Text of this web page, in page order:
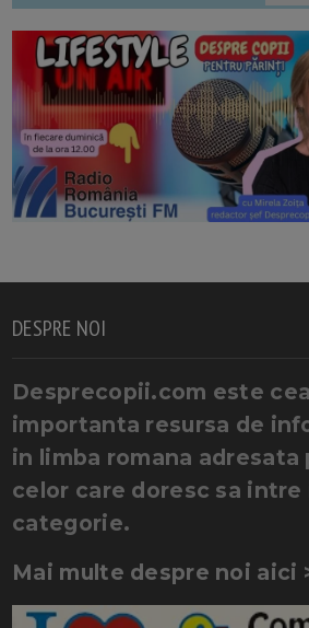
DESPRE NOI
Desprecopii.com este
importanta resursa de
in limba romana
celor care doresc sa intre
categorie.
Mai multe despre noi aici